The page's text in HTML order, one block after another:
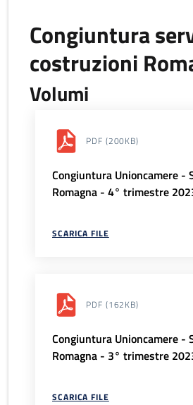
Congiuntura
costruzioni
Volumi
PDF (200KB)
Congiuntura Unioncamere -
Romagna - 4° trimestre
SCARICA FILE
PDF (162KB)
Congiuntura Unioncamere -
Romagna - 3° trimestre
SCARICA FILE